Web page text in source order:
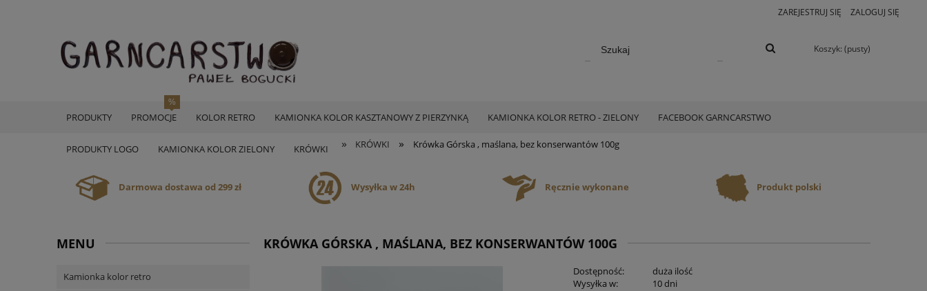
ZAREJESTRUJ SIĘ ZALOGUJ SIĘ
Koszyk: (pusty)
PRODUKTY PROMOCJE KOLOR RETRO KAMIONKA KOLOR KASZTANOWY Z PIERZYNKĄ KAMIONKA KOLOR RETRO - ZIELONY FACEBOOK GARNCARSTWO
PRODUKTY LOGO KAMIONKA KOLOR ZIELONY KRÓWKI » KRÓWKI » Krówka Górska , maślana, bez konserwantów 100g
Darmowa dostawa od 299 zł Wysyłka w 24h Ręcznie wykonane Produkt polski
MENU
Kamionka kolor retro
KRÓWKA GÓRSKA , MAŚLANA, BEZ KONSERWANTÓW 100G
Dostępność:
duża ilość
Wysyłka w:
10 dni